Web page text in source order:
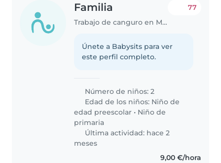
Familia
Trabajo de canguro en Murcia
77
Únete a Babysits para ver
este perfil completo.
Número de niños: 2
Edad de los niños: Niño de
edad preescolar • Niño de
primaria
Última actividad: hace 2
meses
9,00 €/hora